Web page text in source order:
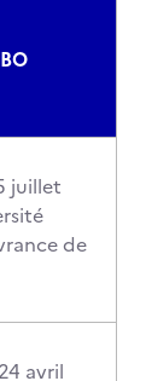
juillet
de
avril